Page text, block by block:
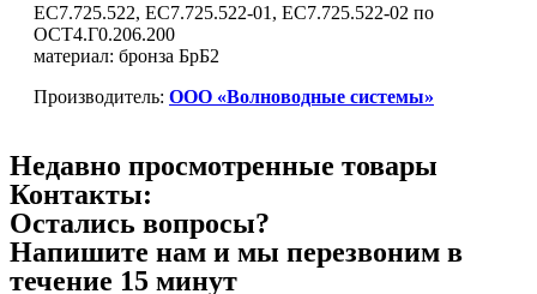
ЕС7.725.522, ЕС7.725.522-01, ЕС7.725.522-02 по
ОСТ4.Г0.206.200
материал: бронза БрБ2
Производитель: ООО «Волноводные системы»
Недавно просмотренные товары
Контакты:
Остались вопросы?
Напишите нам и мы перезвоним в
течение 15 минут